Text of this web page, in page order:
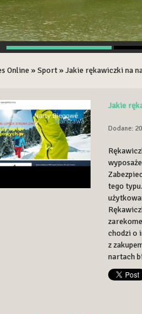
Online »Sport»Jakie rękawiczki na
Jakie
Dodane:
tego
chodzi o
z
nartach